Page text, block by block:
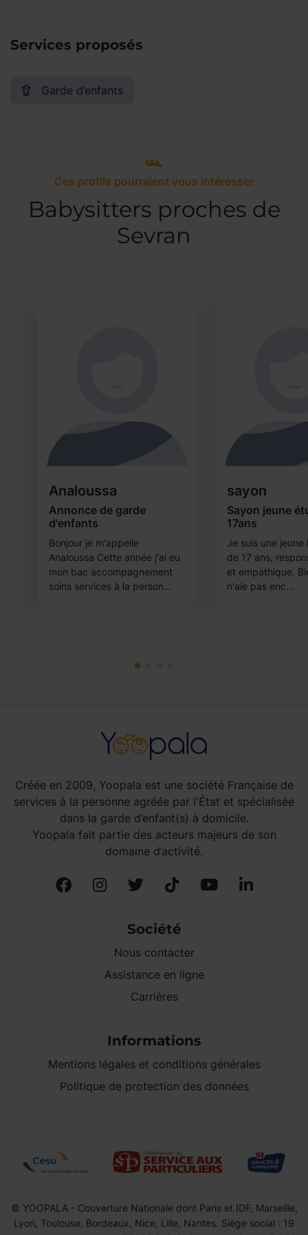
Services proposés
Garde d’enfants
Ces profils pourraient vous intéresser
Babysitters proches de
Sevran
Analoussa
Annonce de garde
d'enfants
Bonjour je m'appelle
Analoussa Cette année j'ai eu
mon bac accompagnement
soins services à la person...
sayon
Sayon jeune
17ans
Je suis une
de 17 ans,
et empathique.
n'aie pas enc...
Créée en 2009, Yoopala est une société Française de
services à la personne agréée par l'État et spécialisée
dans la garde d’enfant(s) à domicile.
Yoopala fait partie des acteurs majeurs de son
domaine d’activité.
Société
Nous contacter
Assistance en ligne
Carrières
Informations
Mentions légales et conditions générales
Politique de protection des données
© YOOPALA - Couverture Nationale dont Paris et IDF, Marseille,
Lyon, Toulouse, Bordeaux, Nice, Lille, Nantes. Siège social : 19